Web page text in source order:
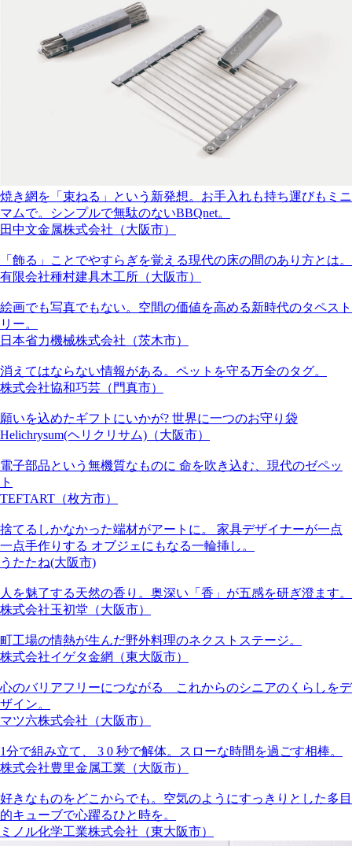
焼き網を「束ねる」という新発想。お手入れも持ち運びもミニ
マムで。シンプルで無駄のないBBQnet。
田中文金属株式会社（大阪市）
「飾る」ことでやすらぎを覚える現代の床の間のあり方とは。
有限会社種村建具木工所（大阪市）
絵画でも写真でもない。空間の価値を高める新時代のタペスト
リー。
日本省力機械株式会社（茨木市）
消えてはならない情報がある。ペットを守る万全のタグ。
株式会社協和巧芸（門真市）
願いを込めたギフトにいかが? 世界に一つのお守り袋
Helichrysum(ヘリクリサム)（大阪市）
電子部品という無機質なものに 命を吹き込む、現代のゼペッ
ト
TEFTART（枚方市）
捨てるしかなかった端材がアートに。 家具デザイナーが一点
一点手作りする オブジェにもなる一輪挿し。
うたたね(大阪市)
人を魅了する天然の香り。奥深い「香」が五感を研ぎ澄ます。
株式会社玉初堂（大阪市）
町工場の情熱が生んだ野外料理のネクストステージ。
株式会社イゲタ金網（東大阪市）
心のバリアフリーにつながる これからのシニアのくらしをデ
ザイン。
マツ六株式会社（大阪市）
1分で組み立て、 3 0 秒で解体。スローな時間を過ごす相棒。
株式会社豊里金属工業（大阪市）
好きなものをどこからでも。空気のようにすっきりとした多目
的キューブで心躍るひと時を。
ミノル化学工業株式会社（東大阪市）